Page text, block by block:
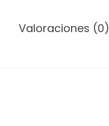
Valoraciones (0)